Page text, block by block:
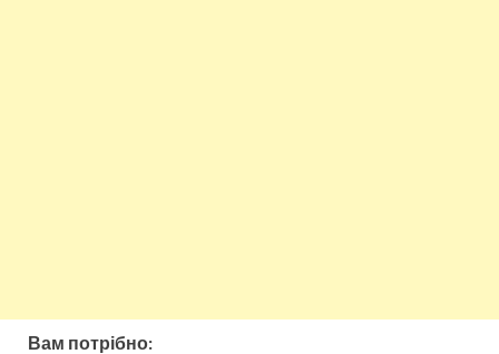
Вам потрібно: